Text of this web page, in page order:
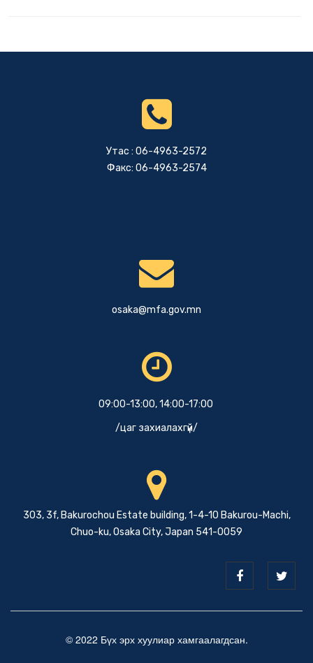
Утас : 06-4963-2572
Факс: 06-4963-2574
osaka@mfa.gov.mn
09:00-13:00, 14:00-17:00
/цаг захиалахгүй/
303, 3f, Bakurochou Estate building, 1-4-10 Bakurou-Machi,
Chuo-ku, Osaka City, Japan 541-0059
© 2022 Бүх эрх хуулиар хамгаалагдсан.